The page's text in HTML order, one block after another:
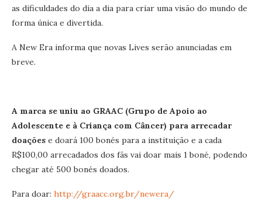
as dificuldades do dia a dia para criar uma visão do mundo de
forma única e divertida.
A New Era informa que novas Lives serão anunciadas em
breve.
A marca se uniu ao GRAAC (Grupo de Apoio ao
Adolescente e à Criança com Câncer) para arrecadar
doações e doará 100 bonés para a instituição e a cada
R$100,00 arrecadados dos fãs vai doar mais 1 boné, podendo
chegar até 500 bonés doados.
Para doar: http://graacc.org.br/newera/